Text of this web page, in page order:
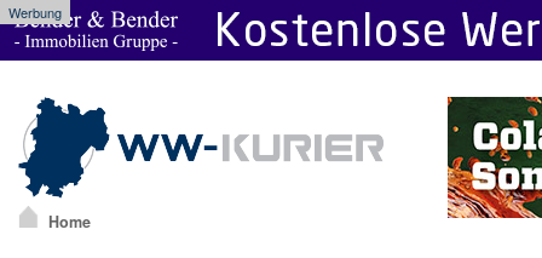
Werbung
Home